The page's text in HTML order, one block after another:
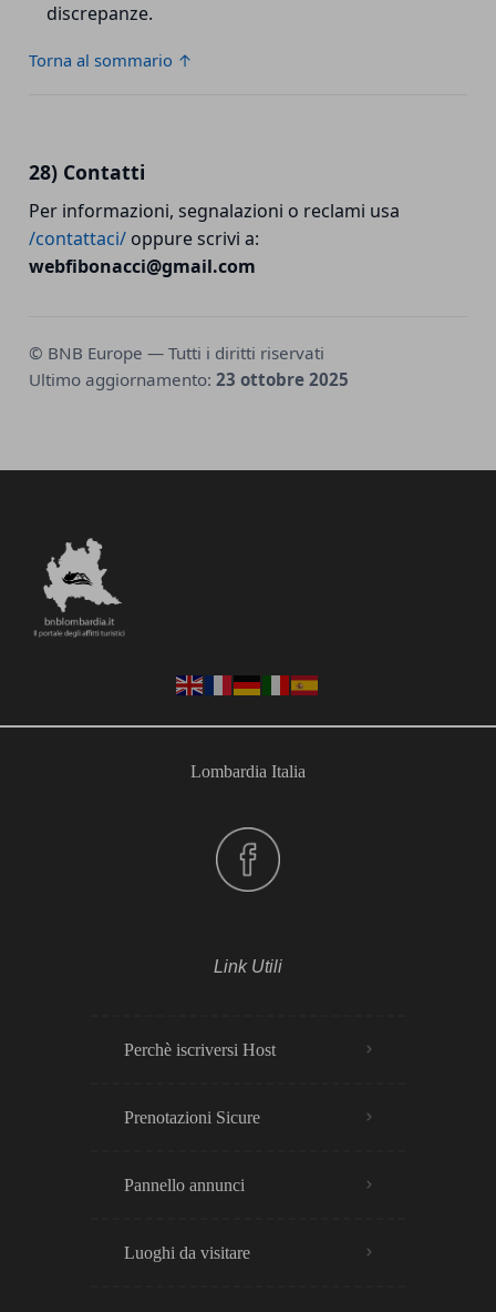
discrepanze.
Torna al sommario ↑
28) Contatti
Per informazioni, segnalazioni o reclami usa
/contattaci/ oppure scrivi a:
webfibonacci@gmail.com
© BNB Europe — Tutti i diritti riservati
Ultimo aggiornamento: 23 ottobre 2025
Lombardia Italia
Link Utili
Perchè iscriversi Host
Prenotazioni Sicure
Pannello annunci
Luoghi da visitare